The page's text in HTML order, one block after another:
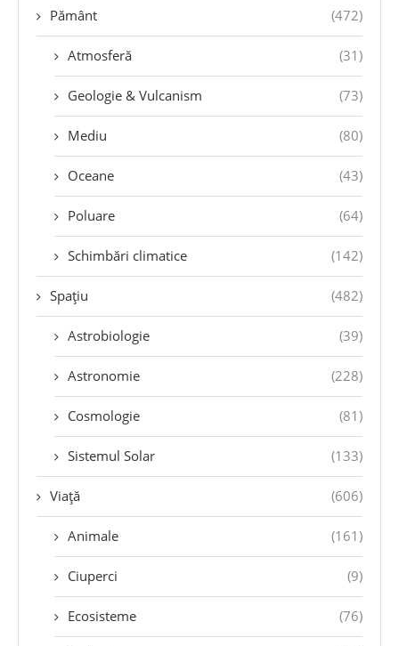
Pământ (472)
Atmosferă (31)
Geologie & Vulcanism (73)
Mediu (80)
Oceane (43)
Poluare (64)
Schimbări climatice (142)
Spațiu (482)
Astrobiologie (39)
Astronomie (228)
Cosmologie (81)
Sistemul Solar (133)
Viață (606)
Animale (161)
Ciuperci (9)
Ecosisteme (76)